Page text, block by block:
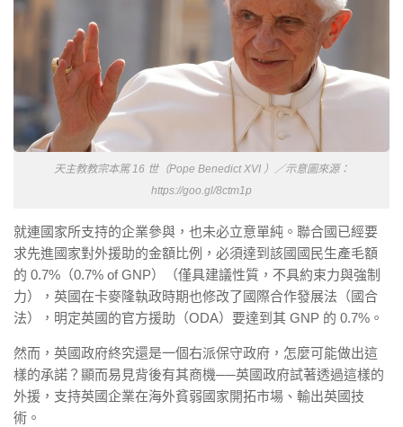
天主教教宗本篤 16 世（Pope Benedict XVI ）／示意圖來源：
https://goo.gl/8ctm1p
就連國家所支持的企業參與，也未必立意單純。聯合國已經要
求先進國家對外援助的金額比例，必須達到該國國民生產毛額
的 0.7%（0.7% of GNP）（僅具建議性質，不具約束力與強制
力），英國在卡麥隆執政時期也修改了國際合作發展法（國合
法），明定英國的官方援助（ODA）要達到其 GNP 的 0.7%。
然而，英國政府終究還是一個右派保守政府，怎麼可能做出這
樣的承諾？顯而易見背後有其商機──英國政府試著透過這樣的
外援，支持英國企業在海外貧弱國家開拓市場、輸出英國技
術。